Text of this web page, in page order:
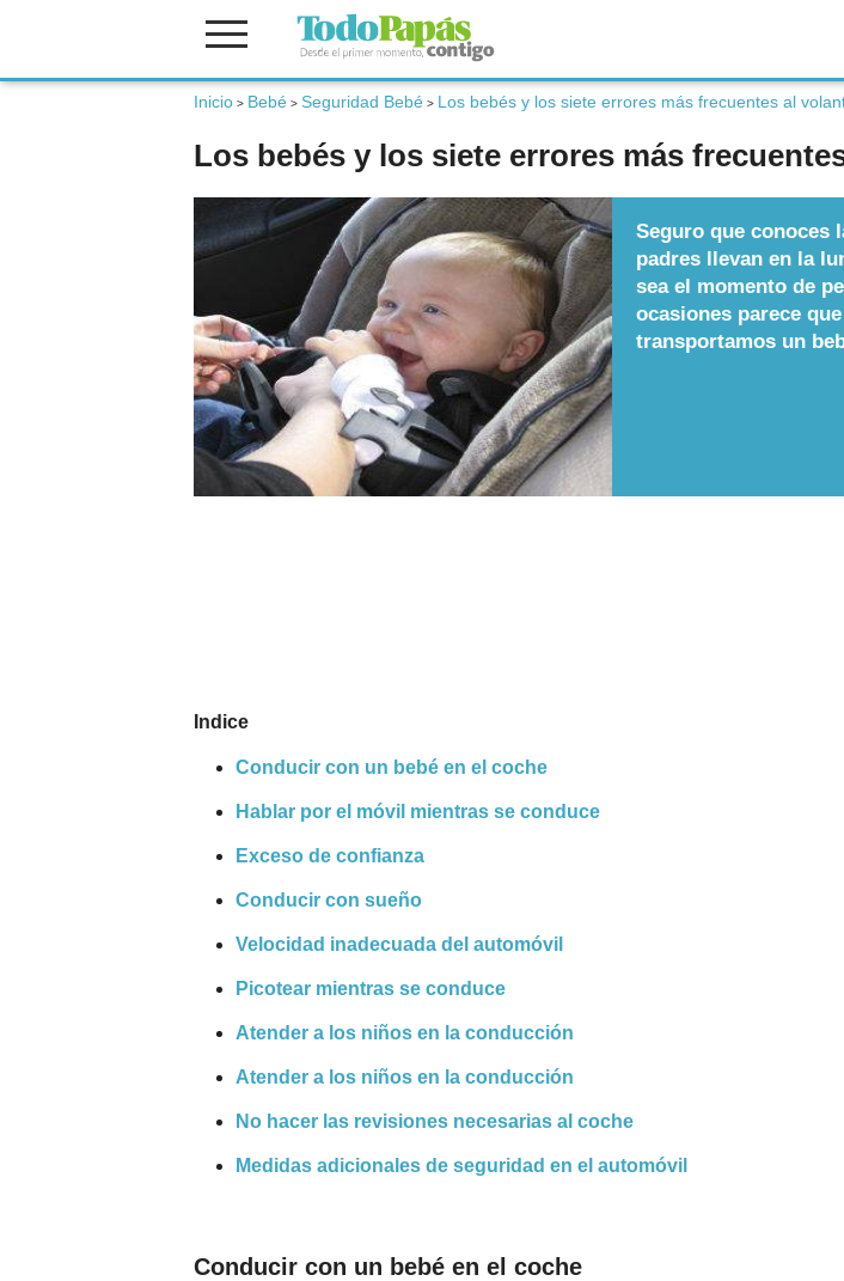
Inicio > Bebé > Seguridad Bebé > Los bebés y los siete errores más frecuentes al
Los bebés y los siete errores más
Seguro que conoces
padres llevan en la
sea el momento de
ocasiones parece
transportamos un
Indice
Conducir con un bebé en el coche
Hablar por el móvil mientras se conduce
Exceso de confianza
Conducir con sueño
Velocidad inadecuada del automóvil
Picotear mientras se conduce
Atender a los niños en la conducción
Atender a los niños en la conducción
No hacer las revisiones necesarias al coche
Medidas adicionales de seguridad en el automóvil
Conducir con un bebé en el coche